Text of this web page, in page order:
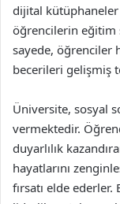
dijital
öğrencilerin eğitim
sayede, öğrenciler
becerileri gelişmiş
Üniversite, sosyal
vermektedir.
duyarlılık
hayatlarını
fırsatı elde